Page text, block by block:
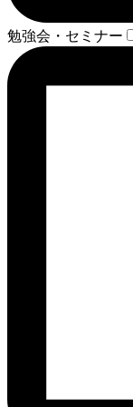
勉強会・セミナー